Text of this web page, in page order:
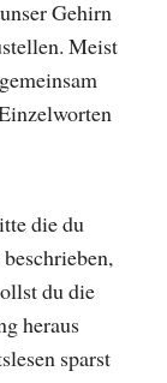
Gehirn
Meist
die du
du die
heraus
sparst